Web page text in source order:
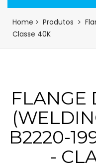
Home Produtos
Classe 40K
FLANGE
B2220-
-